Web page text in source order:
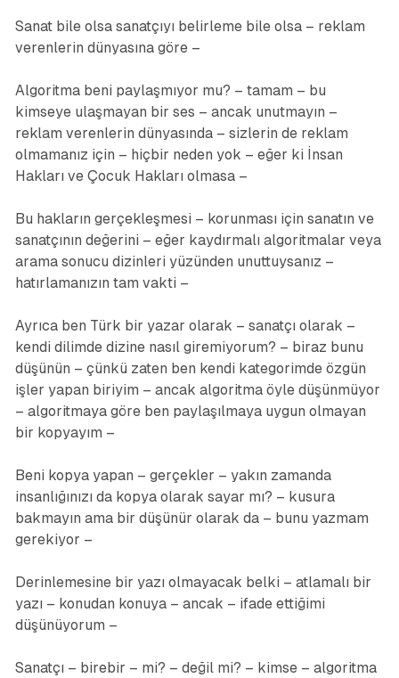
Sanat bile olsa sanatçıyı belirleme bile olsa – reklam
verenlerin dünyasına göre –
Algoritma beni paylaşmıyor mu? – tamam – bu
kimseye ulaşmayan bir ses – ancak unutmayın –
reklam verenlerin dünyasında – sizlerin de reklam
olmamanız için – hiçbir neden yok – eğer ki İnsan
Hakları ve Çocuk Hakları olmasa –
Bu hakların gerçekleşmesi – korunması için sanatın ve
sanatçının değerini – eğer kaydırmalı algoritmalar veya
arama sonucu dizinleri yüzünden unuttuysanız –
hatırlamanızın tam vakti –
Ayrıca ben Türk bir yazar olarak – sanatçı olarak –
kendi dilimde dizine nasıl giremiyorum? – biraz bunu
düşünün – çünkü zaten ben kendi kategorimde özgün
işler yapan biriyim – ancak algoritma öyle düşünmüyor
– algoritmaya göre ben paylaşılmaya uygun olmayan
bir kopyayım –
Beni kopya yapan – gerçekler – yakın zamanda
insanlığınızı da kopya olarak sayar mı? – kusura
bakmayın ama bir düşünür olarak da – bunu yazmam
gerekiyor –
Derinlemesine bir yazı olmayacak belki – atlamalı bir
yazı – konudan konuya – ancak – ifade ettiğimi
düşünüyorum –
Sanatçı – birebir – mi? – değil mi? – kimse – algoritma